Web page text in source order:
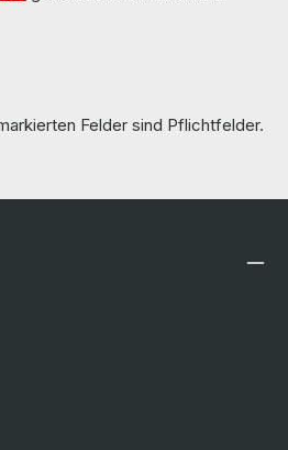
Felder sind Pflichtfelder.